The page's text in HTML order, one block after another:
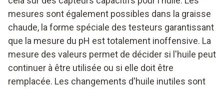
mesures sont également possibles dans la graisse
chaude, la forme spéciale des testeurs garantissant
que la mesure du pH est totalement inoffensive. La
mesure des valeurs permet de décider si l'huile peut
continuer à être utilisée ou si elle doit être
remplacée. Les changements d'huile inutiles sont